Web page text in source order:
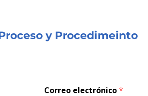
y Procedimeinto
Correo electrónico*